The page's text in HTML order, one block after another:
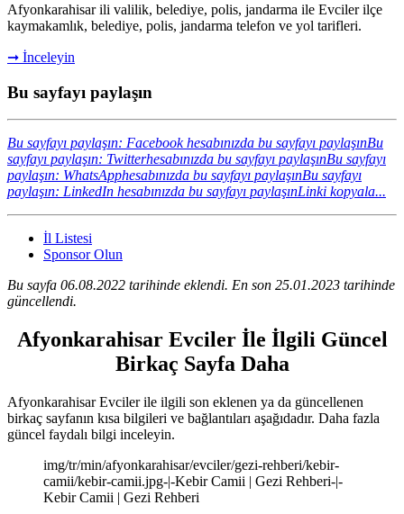
Afyonkarahisar ili valilik, belediye, polis, jandarma ile Evciler ilçe
kaymakamlık, belediye, polis, jandarma telefon ve yol tarifleri.
➞ İnceleyin
Bu sayfayı paylaşın
Bu sayfayı paylaşın: Facebook hesabınızda bu sayfayı paylaşınBu
sayfayı paylaşın: Twitterhesabınızda bu sayfayı paylaşınBu sayfayı
paylaşın: WhatsApphesabınızda bu sayfayı paylaşınBu sayfayı
paylaşın: LinkedIn hesabınızda bu sayfayı paylaşınLinki kopyala...
İl Listesi
Sponsor Olun
Bu sayfa 06.08.2022 tarihinde eklendi. En son 25.01.2023 tarihinde
güncellendi.
Afyonkarahisar Evciler İle İlgili Güncel
Birkaç Sayfa Daha
Afyonkarahisar Evciler ile ilgili son eklenen ya da güncellenen
birkaç sayfanın kısa bilgileri ve bağlantıları aşağıdadır. Daha fazla
güncel faydalı bilgi inceleyin.
img/tr/min/afyonkarahisar/evciler/gezi-rehberi/kebir-
camii/kebir-camii.jpg-|-Kebir Camii | Gezi Rehberi-|-
Kebir Camii | Gezi Rehberi